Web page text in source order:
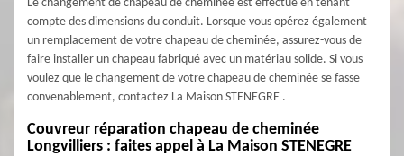
Le changement de chapeau de cheminée est effectué en tenant
compte des dimensions du conduit. Lorsque vous opérez également
un remplacement de votre chapeau de cheminée, assurez-vous de
faire installer un chapeau fabriqué avec un matériau solide. Si vous
voulez que le changement de votre chapeau de cheminée se fasse
convenablement, contactez La Maison STENEGRE .
Couvreur réparation chapeau de cheminée
Longvilliers : faites appel à La Maison STENEGRE